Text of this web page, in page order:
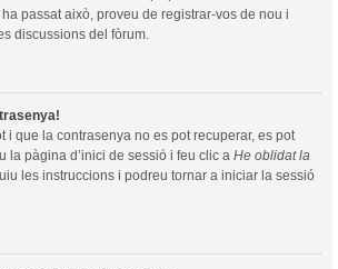
passat això, proveu de registrar-vos de nou i
discussions del fòrum.
i que la contrasenya no es pot recuperar, es pot
la pàgina d’inici de sessió i feu clic a He oblidat la
les instruccions i podreu tornar a iniciar la sessió